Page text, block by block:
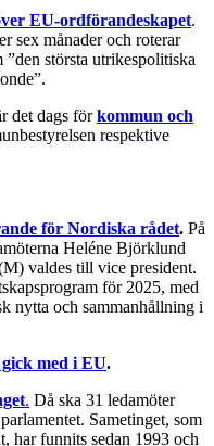
EU-ordförandeskapet.
sex månader och roterar
största utrikespolitiska
det dags förkommun och
respektive
för Nordiska rådet. På
Heléne Björklund
valdes till vice president.
för 2025, med
nytta och sammanhållning i
med i EU.
. Då ska 31 ledamöter
Sametinget, som
har funnits sedan 1993 och